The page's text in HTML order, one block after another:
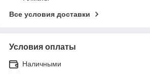
Все условия доставки
Условия оплаты
Наличными